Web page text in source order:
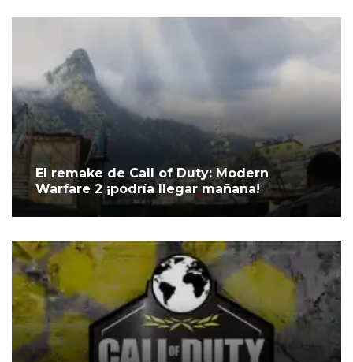
El remake de Call of Duty: Modern
Warfare 2 ¡podría llegar mañana!